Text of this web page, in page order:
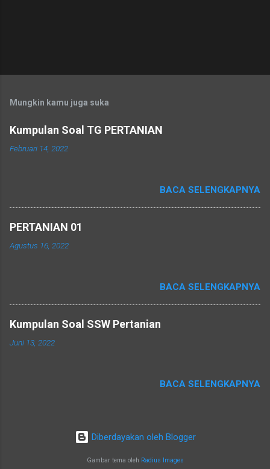
Mungkin kamu juga suka
Kumpulan Soal TG PERTANIAN
Februari 14, 2022
BACA SELENGKAPNYA
PERTANIAN 01
Agustus 16, 2022
BACA SELENGKAPNYA
Kumpulan Soal SSW Pertanian
Juni 13, 2022
BACA SELENGKAPNYA
Diberdayakan oleh Blogger
Gambar tema oleh Radius Images